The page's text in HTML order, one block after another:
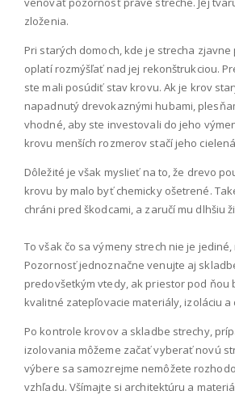
zloženia.
Pri starých domoch, kde je strecha
oplatí rozmýšľať nad jej rekonštrukciou.
ste mali posúdiť stav krovu. Ak je krov
napadnutý drevokaznými hubami,
vhodné, aby ste investovali do jeho
krovu menších rozmerov stačí jeho
Dôležité je však myslieť na to, že drevo
krovu by malo byť chemicky ošetrené.
chráni pred škodcami, a zaručí mu dlhšiu
To však čo sa výmeny strech nie je
Pozornosť jednoznačne venujte aj
predovšetkým vtedy, ak priestor pod ňou
kvalitné zatepľovacie materiály, izoláciu a
Po kontrole krovov a skladbe strechy,
izolovania môžeme začať vyberať novú
výbere sa samozrejme nemôžete
vzhľadu. Všímajte si architektúru a